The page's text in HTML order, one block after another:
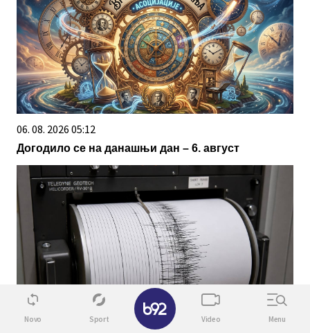
06. 08. 2026 05:12
Догодило се на данашњи дан – 6. август
06. 08. 2026 05:53
Novo Sport Video Menu
✕